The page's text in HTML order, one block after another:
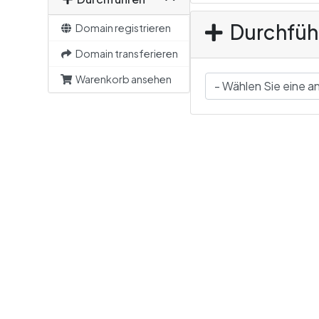
Domain registrieren
Domain transferieren
Warenkorb ansehen